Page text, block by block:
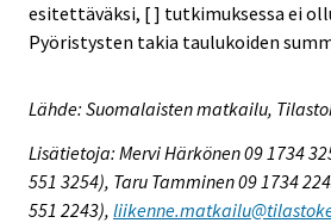
esitettäväksi, [ ] tutkimuksessa ei
Pyöristysten takia taulukoiden
Lähde: Suomalaisten matkailu,
Lisätietoja: Mervi Härkönen 09 1734
551 3254), Taru Tamminen 09 1734
551 2243),